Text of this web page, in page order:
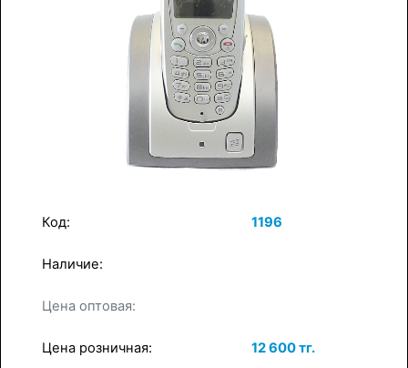
Код: 1196
Наличие:
Цена оптовая:
Цена розничная: 12 600 тг.